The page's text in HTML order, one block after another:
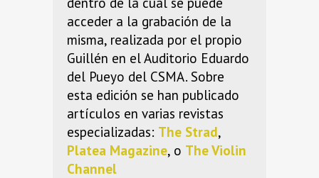
acceder a la grabación de la
misma, realizada por el propio
Guillén en el Auditorio Eduardo
del Pueyo del CSMA. Sobre
esta edición se han publicado
artículos en varias revistas
especializadas: The Strad,
Platea Magazine, o The Violin
Channel